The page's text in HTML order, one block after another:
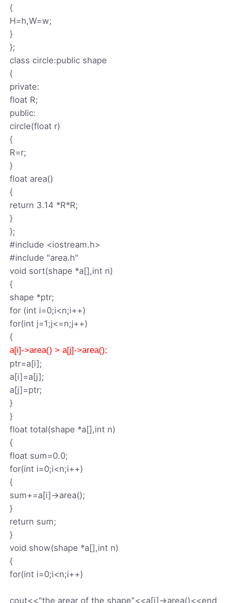
{
H=h,W=w;
}
};
class circle:public shape
{
private:
float R;
public:
circle(float r)
{
R=r;
}
float area()
{
return 3.14 *R*R;
}
};
#include <iostream.h>
#include "area.h"
void sort(shape *a[],int n)
{
shape *ptr;
for (int i=0;i<n;i++)
for(int j=1;j<=n;j++)
{
a[i]->area() > a[j]->area();
ptr=a[i];
a[i]=a[j];
a[j]=ptr;
}
}
float total(shape *a[],int n)
{
float sum=0.0;
for(int i=0;i<n;i++)
{
sum+=a[i]->area();
}
return sum;
}
void show(shape *a[],int n)
{
for(int i=0;i<n;i++)
cout<<"the arear of the shape"<<a[i]->area()<<end